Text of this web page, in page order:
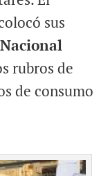
sus
rubros de
de consumo